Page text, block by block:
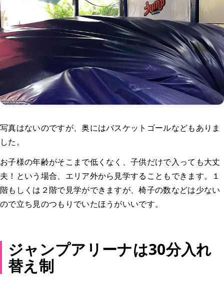
写真はないのですが、奥にはバスケットゴールなどもありま
した。
お子様の年齢がそこまで低くなく、子供だけで入っても大丈
夫！という場合、エリア外から見学することもできます。１
階もしくは２階で見学ができますが、椅子の数などは少ない
ので立ち見のつもりでいたほうがいいです。
ジャンプアリーナは30分入れ
替え制